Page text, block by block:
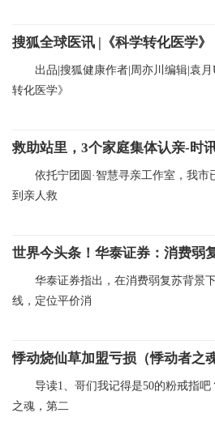
出品|搜狐健康作者|周亦川编辑|袁
转化医学》
救助站里，3个家庭集体认亲-时
依托宁团圆·智慧寻亲工作室，我市
到亲人救
华泰证券指出，在消费弱复苏背景
线，定位平价消
悸动烧仙草加盟亏损（悸动者之魂
导读1、哥们我记得是50的粉戒指
之魂，第二